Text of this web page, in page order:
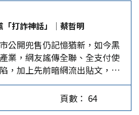
的組合，如K他命、搖頭丸與
端追求感官脫序與逃避現實的
感的快樂實驗。…
植物體內細胞及新陳代謝功能
它自己的能量，造成寄主外形
態，稱之謂病徵。有些生物性
後期，從寄生在植物組織中突
出病原的本體，是謂病兆，而
的病「灶」。 病原大致可分
兩類，感染性病原有真菌、細
體、寄生蟲（線蟲）、濾過性
「打詐神話」│蔡哲明
公開兜售仍記憶猶新，如今黑
業，網友謠傳全聯、全支付使
，加上先前暗網流出貼文，聲
600萬筆用戶資料外洩，其中
機號碼、銀行帳戶、消費紀
個資樣本也被公開，即便官方
頁數： 64